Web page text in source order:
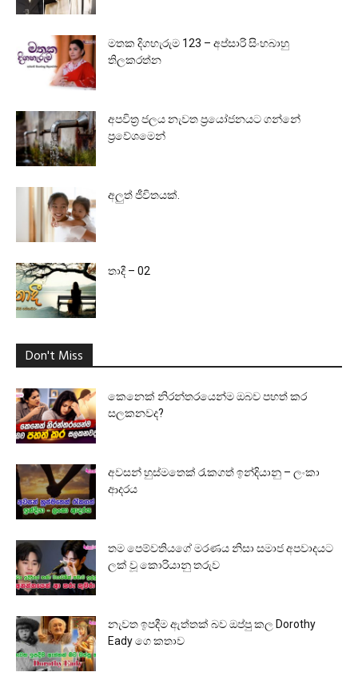
මතක දිගහැරුම 123 – අප්සාරි සිංහබාහු
තිලකරත්න
අපවිත්‍ර ජලය නැවත ප්‍රයෝජනයට ගන්නේ
ප්‍රවේශමෙන්
අලුත් ජීවිතයක්.
තාදී – 02
Don't Miss
කෙනෙක් නිරන්තරයෙන්ම ඔබව පහත් කර
සලකනවද?
අවසන් හුස්මතෙක් රැකගත් ඉන්දියානු – ලංකා
ආදරය
තම පෙම්වතියගේ මරණය නිසා සමාජ අපවාදයට
ලක් වූ කොරියානු තරුව
නැවත ඉපදීම ඇත්තක් බව ඔප්පු කල Dorothy
Eady ගෙ කතාව